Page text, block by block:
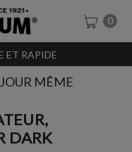
ET RAPIDE
0
À 0,99€
DARK